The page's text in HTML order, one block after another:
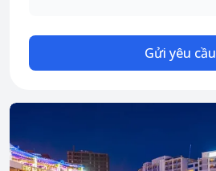
Sim du lịch
Tour quốc tế
Gửi yêu cầu